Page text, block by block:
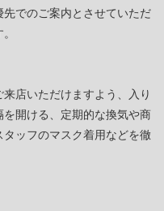
でのご案内とさせていただ
店いただけますよう、入り
開ける、定期的な換気や商
ッフのマスク着用などを徹